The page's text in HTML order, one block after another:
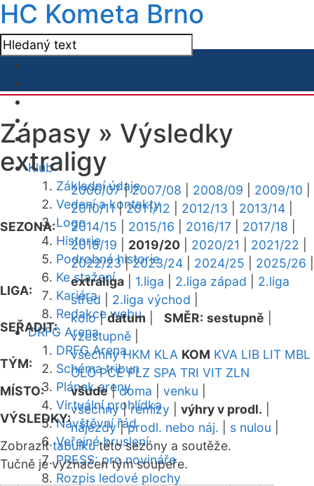
HC Kometa Brno
Klub
Základní údaje
Vedení a kontakty
Logo
Historie
Podrobná historie
Ke stažení
Kariéra
Redakce webu
DRFG Arena
DRFG Arena
Schéma tribun
Plánek areny
Virtuální prohlídka
Návštěvní řád
Veřejné bruslení
PRESS: pro novináře
Rozpis ledové plochy
Zápasy » Výsledky
extraligy
SEZONA:
2006/07|2007/08 2008/09 2009/10
2010/11|2011/12 2012/13 2013/14
2014/15
2015/16 2016/17 2017/18
2018/19
2019/20 2020/21 2021/22
2022/23|2023/24 2024/25 2025/26
LIGA:
extraliga 1.liga 2.liga západ
2.liga
střed
2.liga východ
SEŘADIT:
kolo|datum SMĚR: sestupně
vzestupně
TÝM:
všechny HKM KLA KOM KVA LIB LIT MBL
OLO PCE PLZ SPA TRI VIT ZLN
MÍSTO:
všude|doma venku
VÝSLEDKY:
všechny|remízy výhry v prodl.
nájezdy|prodl. nebo náj. s nulou
Zobrazittabulkutéto sezóny a soutěže.
Tučně je vyznačen tým soupeře.